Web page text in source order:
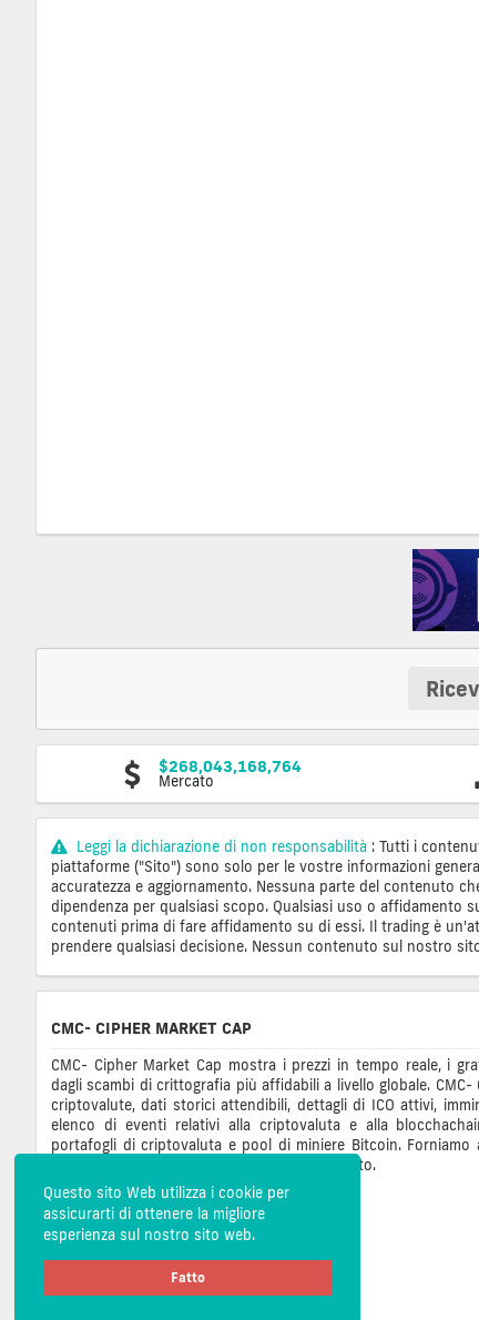
Questo sito Web utilizza i cookie per
assicurarti di ottenere la migliore
esperienza sul nostro sito web.
Fatto
$268,043,168,764
Mercato
Leggi la dichiarazione di non responsabilità : Tutti i
piattaforme ("Sito") sono solo per le vostre informazioni
accuratezza e aggiornamento. Nessuna parte del contenuto
dipendenza per qualsiasi scopo. Qualsiasi uso o affidamento
contenuti prima di fare affidamento su di essi. Il trading è
prendere qualsiasi decisione. Nessun contenuto sul nostro
CMC- CIPHER MARKET CAP
CMC- Cipher Market Cap mostra i prezzi in tempo reale, i
dagli scambi di crittografia più affidabili a livello globale.
criptovalute, dati storici attendibili, dettagli di ICO attivi,
elenco di eventi relativi alla criptovaluta e alla
portafogli di criptovaluta e pool di miniere Bitcoin. Forniamo
per pubblicizzare il tuo business su questo sito.